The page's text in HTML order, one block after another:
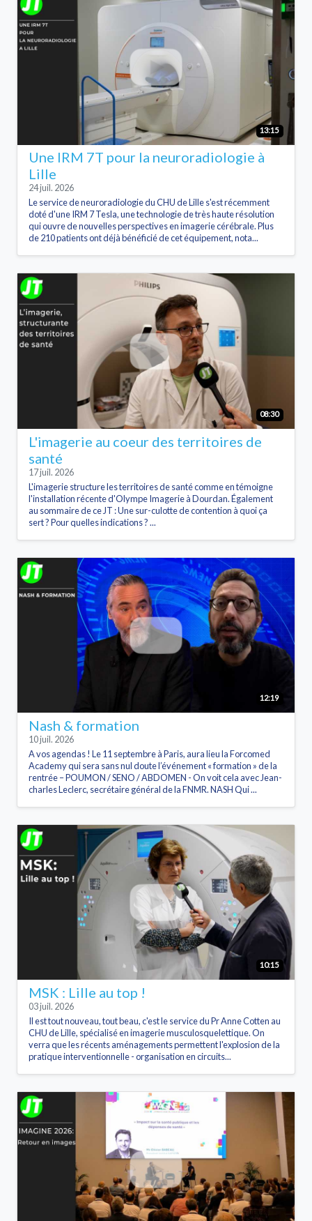
13:15
Une IRM 7T pour la neuroradiologie à
Lille
24 juil. 2026
Le service de neuroradiologie du CHU de Lille s'est récemment
doté d'une IRM 7 Tesla, une technologie de très haute résolution
qui ouvre de nouvelles perspectives en imagerie cérébrale. Plus
de 210 patients ont déjà bénéficié de cet équipement, nota...
08:30
L'imagerie au coeur des territoires de
santé
17 juil. 2026
L'imagerie structure les territoires de santé comme en témoigne
l'installation récente d'Olympe Imagerie à Dourdan. Également
au sommaire de ce JT : Une sur-culotte de contention à quoi ça
sert ? Pour quelles indications ? ...
12:19
Nash & formation
10 juil. 2026
A vos agendas ! Le 11 septembre à Paris, aura lieu la Forcomed
Academy qui sera sans nul doute l’événement « formation » de la
rentrée – POUMON / SENO / ABDOMEN - On voit cela avec Jean-
charles Leclerc, secrétaire général de la FNMR. NASH Qui ...
10:15
MSK : Lille au top !
03 juil. 2026
Il est tout nouveau, tout beau, c'est le service du Pr Anne Cotten au
CHU de Lille, spécialisé en imagerie musculosquelettique. On
verra que les récents aménagements permettent l'explosion de la
pratique interventionnelle - organisation en circuits...